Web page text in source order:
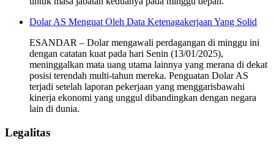
Dolar AS Menguat Oleh Data Ketenagakerjaan Yang Solid
ESANDAR – Dolar mengawali perdagangan di minggu ini
dengan catatan kuat pada hari Senin (13/01/2025),
meninggalkan mata uang utama lainnya yang merana di dekat
posisi terendah multi-tahun mereka. Penguatan Dolar AS
terjadi setelah laporan pekerjaan yang menggarisbawahi
kinerja ekonomi yang unggul dibandingkan dengan negara
lain di dunia.
Legalitas